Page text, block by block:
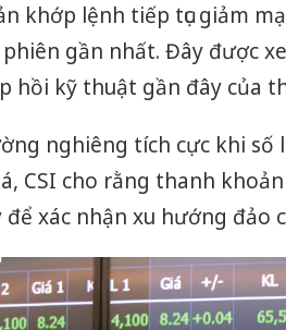
khớp lệnh tiếp tục giảm
gần nhất. Đây được
hồi kỹ thuật gần đây của
nghiêng tích cực khi số
CSI cho rằng thanh
xác nhận xu hướng đảo